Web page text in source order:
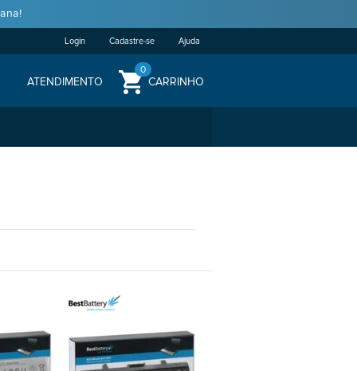
Login Cadastre-se Ajuda
ATENDIMENTO CARRINHO
0